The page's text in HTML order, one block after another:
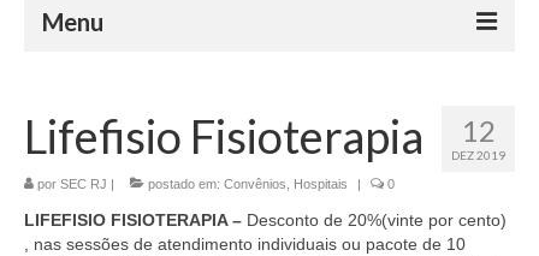
Menu
Eleição 2024 – Comissão Eleitoral
Histórico
Diretoria
12
DEZ 2019
Lifefisio Fisioterapia
por SEC RJ | postado em: Convênios Hospitais | 0
LIFEFISIO FISIOTERAPIA – Desconto de 20%(vinte por cento)
, nas sessões de atendimento individuais ou pacote de 10